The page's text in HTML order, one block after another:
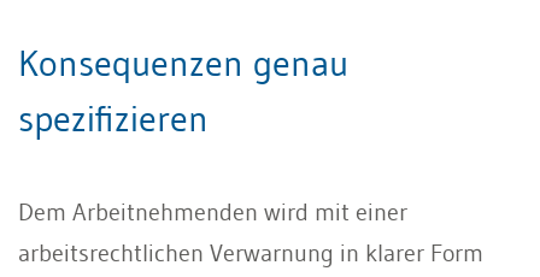
Konsequenzen genau
speziﬁzieren
Dem Arbeitnehmenden wird mit einer
arbeitsrechtlichen Verwarnung in klarer Form